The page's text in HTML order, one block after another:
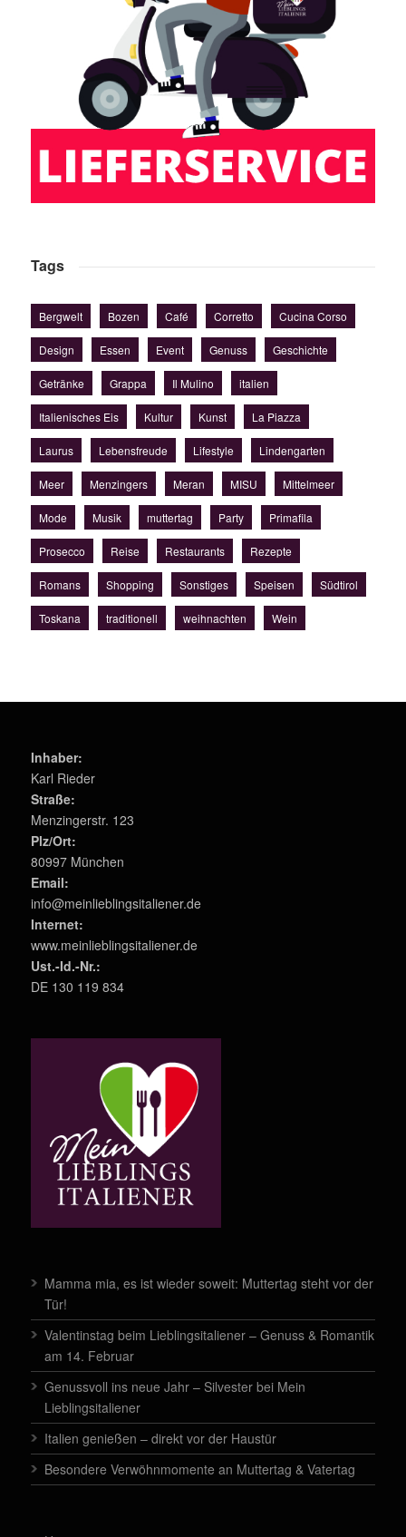
Tags
Bergwelt Bozen Café Corretto Cucina Corso
Design Essen Event Genuss Geschichte
Getränke Grappa Il Mulino italien
Italienisches Eis Kultur Kunst La Piazza
Laurus Lebensfreude Lifestyle Lindengarten
Meer Menzingers Meran MISU Mittelmeer
Mode Musik muttertag Party Primafila
Prosecco Reise Restaurants Rezepte
Romans Shopping Sonstiges Speisen Südtirol
Toskana traditionell weihnachten Wein
Inhaber:
Karl Rieder
Straße:
Menzingerstr. 123
Plz/Ort:
80997 München
Email:
info@meinlieblingsitaliener.de
Internet:
www.meinlieblingsitaliener.de
Ust.-Id.-Nr.:
DE 130 119 834
Mamma mia, es ist wieder soweit: Muttertag steht vor der
Tür!
Valentinstag beim Lieblingsitaliener – Genuss & Romantik
am 14. Februar
Genussvoll ins neue Jahr – Silvester bei Mein
Lieblingsitaliener
Italien genießen – direkt vor der Haustür
Besondere Verwöhnmomente an Muttertag & Vatertag